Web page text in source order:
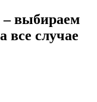
выбираем
все случае